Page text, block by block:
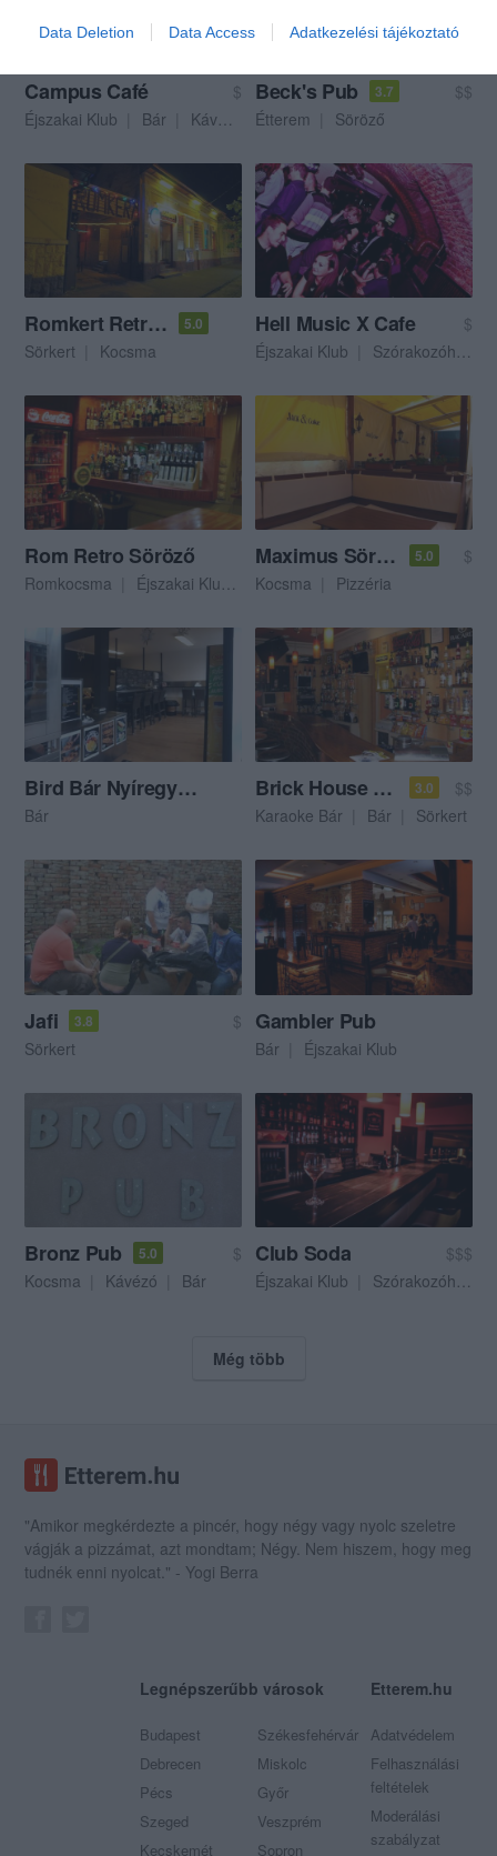
Data Deletion Data Access Adatkezelési tájékoztató
Campus Café
$
Éjszakai Klub
Bár Kávézó
Beck's Pub 3.7
$$
Étterem
Söröző
Romkert Retro Söröző 5.0
Sörkert Kocsma
Hell Music X Cafe
$
Éjszakai Klub
Szórakozóhely
Rom Retro Söröző
Romkocsma Éjszakai Klub Szórakozóhely
Maximus Söröző 5.0
$
Kocsma
Pizzéria
Bird Bár Nyíregyháza
Bár
Brick House Karaoke Pub 3.0
$$
Karaoke Bár
Bár Sörkert
Jafi 3.8
$
Sörkert
Gambler Pub
Bár Éjszakai Klub
Bronz Pub 5.0
$
Kocsma
Kávézó Bár
Club Soda
$$$
Éjszakai Klub
Szórakozóhely
Még több
"Amikor megkérdezte a pincér, hogy négy vagy nyolc szeletre
vágják a pizzámat, azt mondtam; Négy. Nem hiszem, hogy meg
tudnék enni nyolcat." - Yogi Berra
Legnépszerűbb városok
Budapest
Debrecen
Pécs
Szeged
Kecskemét
Székesfehérvár
Miskolc
Győr
Veszprém
Sopron
Etterem.hu
Adatvédelem
Felhasználási
feltételek
Moderálási
szabályzat